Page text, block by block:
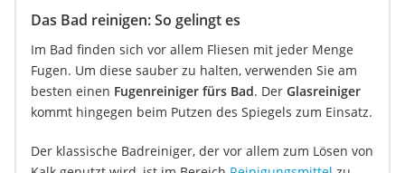
Das Bad reinigen: So gelingt es
Im Bad finden sich vor allem Fliesen mit jeder Menge
Fugen. Um diese sauber zu halten, verwenden Sie am
besten einen Fugenreiniger fürs Bad. Der Glasreiniger
kommt hingegen beim Putzen des Spiegels zum Einsatz.
Der klassische Badreiniger, der vor allem zum Lösen von